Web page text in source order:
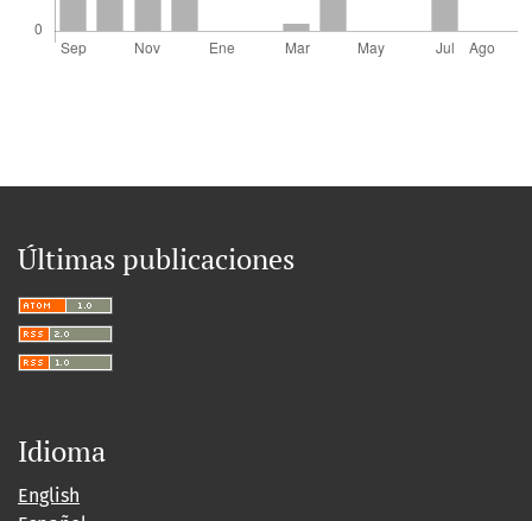
Últimas publicaciones
Idioma
English